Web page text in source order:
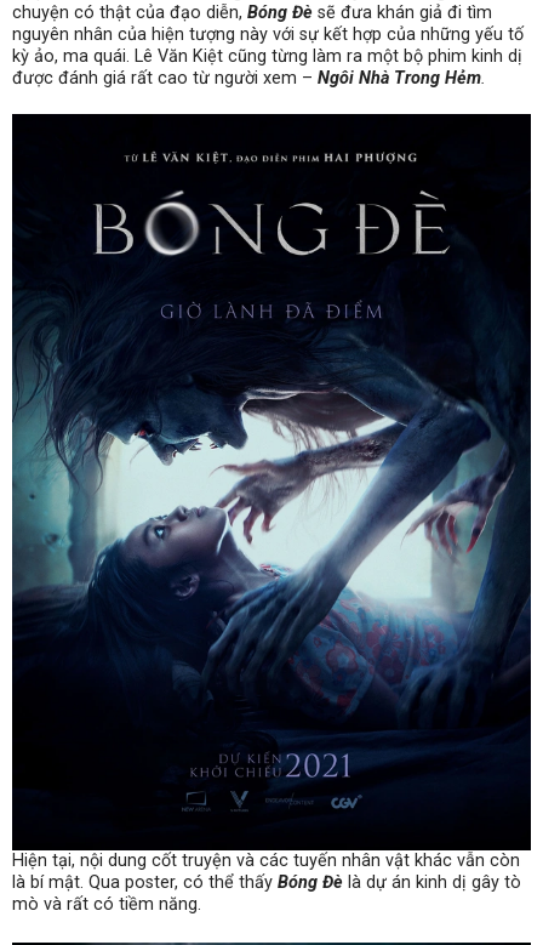
chuyện có thật của đạo diễn, Bóng Đè sẽ đưa khán giả đi tìm
nguyên nhân của hiện tượng này với sự kết hợp của những yếu tố
kỳ ảo, ma quái. Lê Văn Kiệt cũng từng làm ra một bộ phim kinh dị
được đánh giá rất cao từ người xem – Ngôi Nhà Trong Hẻm.
Hiện tại, nội dung cốt truyện và các tuyến nhân vật khác vẫn còn
là bí mật. Qua poster, có thể thấy Bóng Đè là dự án kinh dị gây tò
mò và rất có tiềm năng.